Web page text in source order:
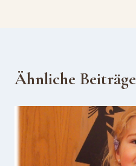
Ähnliche Beiträge